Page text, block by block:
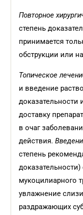
Повторное
степень
принимается
обструкции или
Топическое
и введение
доказательности
доставку
в очаг
действия.
степень
мукоцилиарного
увлажнение
раздражающих